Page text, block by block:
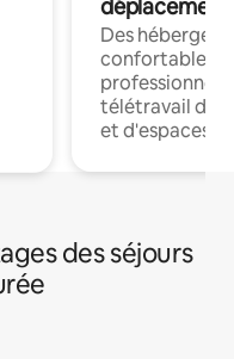
déplacement
Des
confortables
professionnels
télétravail
et d'espaces
des séjours